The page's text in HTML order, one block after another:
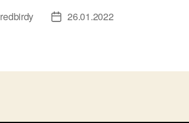
redbirdy
Дата26.01.2022